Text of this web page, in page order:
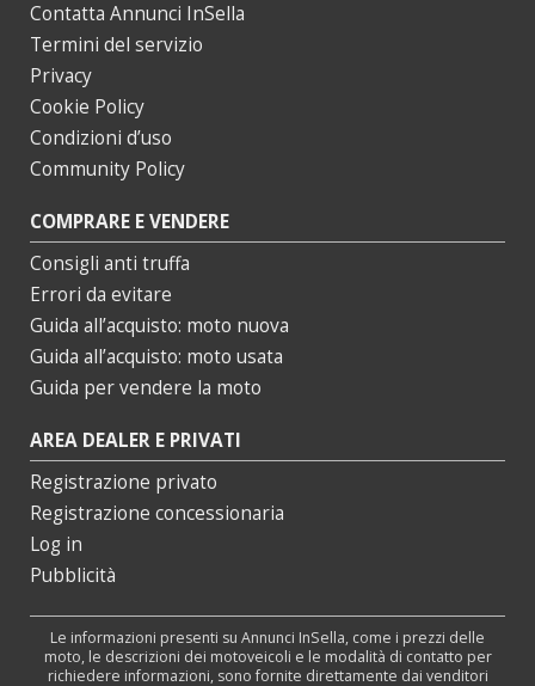
Contatta Annunci InSella
Termini del servizio
Privacy
Cookie Policy
Condizioni d’uso
Community Policy
COMPRARE E VENDERE
Consigli anti truffa
Errori da evitare
Guida all’acquisto: moto nuova
Guida all’acquisto: moto usata
Guida per vendere la moto
AREA DEALER E PRIVATI
Registrazione privato
Registrazione concessionaria
Log in
Pubblicità
Le informazioni presenti su Annunci InSella, come i prezzi delle
moto, le descrizioni dei motoveicoli e le modalità di contatto per
richiedere informazioni, sono fornite direttamente dai venditori